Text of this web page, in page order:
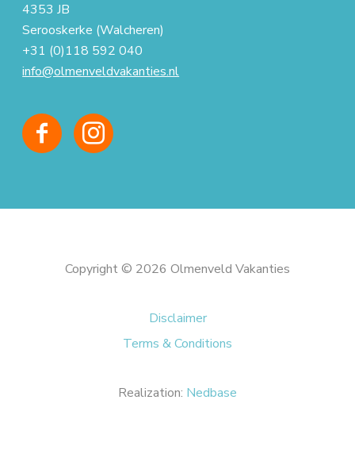
4353 JB
Serooskerke (Walcheren)
+31 (0)118 592 040
info@olmenveldvakanties.nl
Copyright © 2026 Olmenveld Vakanties
Disclaimer
Terms & Conditions
Realization: Nedbase